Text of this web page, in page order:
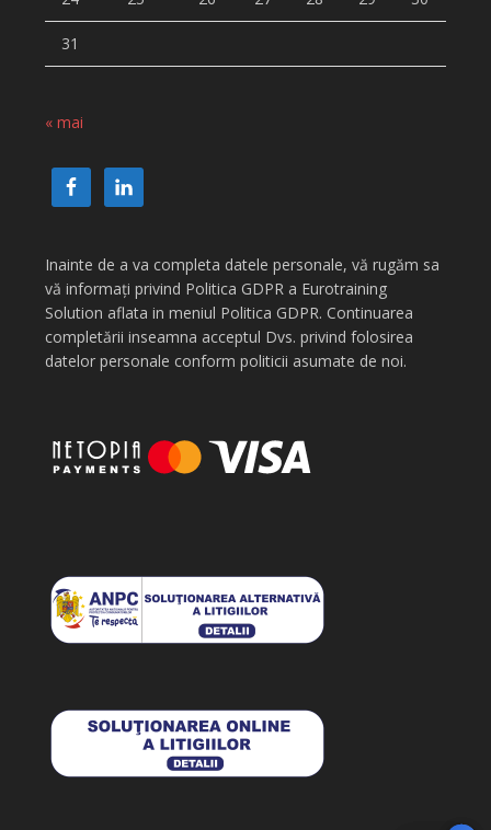
31
« mai
Inainte de a va completa datele personale, vă rugăm sa
vă informați privind Politica GDPR a Eurotraining
Solution aflata in meniul Politica GDPR. Continuarea
completării inseamna acceptul Dvs. privind folosirea
datelor personale conform politicii asumate de noi.